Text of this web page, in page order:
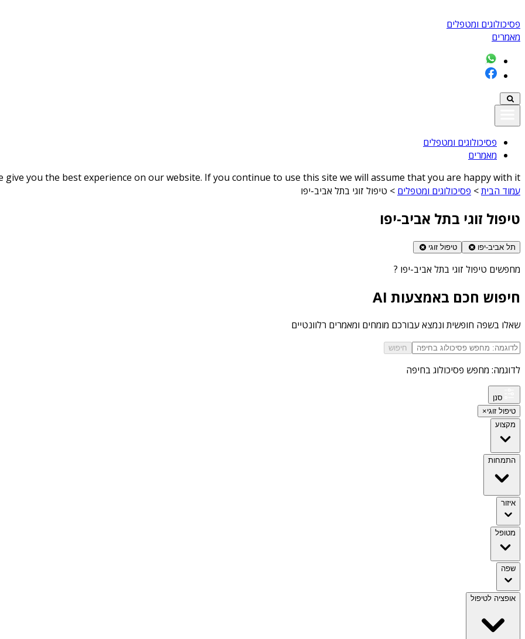
פסיכולוגים ומטפלים
מאמרים
פסיכולוגים ומטפלים
מאמרים
give you the best experience on our website. If you continue to use this site we will assume that you are happy with it
עמוד הבית> פסיכולוגים ומטפלים > טיפול זוגי בתל אביב-יפו
טיפול זוגי בתל אביב-יפו
תל אביב-יפו טיפול זוגי
מחפשים טיפול זוגי בתל אביב-יפו ?
חיפוש חכם באמצעות AI
שאלו בשפה חופשית ונמצא עבורכם מומחים ומאמרים רלוונטיים
חיפוש
לדוגמה: מחפש פסיכולוג בחיפה
סנן
טיפול זוגי×
מקצוע
התמחות
איזור
מטופל
שפה
אופציה לטיפול